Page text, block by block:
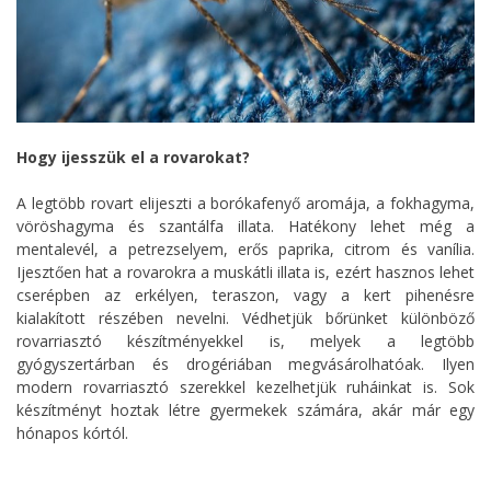
Hogy ijesszük el a rovarokat?
A legtöbb rovart elijeszti a borókafenyő aromája, a fokhagyma,
vöröshagyma és szantálfa illata. Hatékony lehet még a
mentalevél, a petrezselyem, erős paprika, citrom és vanília.
Ijesztően hat a rovarokra a muskátli illata is, ezért hasznos lehet
cserépben az erkélyen, teraszon, vagy a kert pihenésre
kialakított részében nevelni. Védhetjük bőrünket különböző
rovarriasztó készítményekkel is, melyek a legtöbb
gyógyszertárban és drogériában megvásárolhatóak. Ilyen
modern rovarriasztó szerekkel kezelhetjük ruháinkat is. Sok
készítményt hoztak létre gyermekek számára, akár már egy
hónapos kórtól.